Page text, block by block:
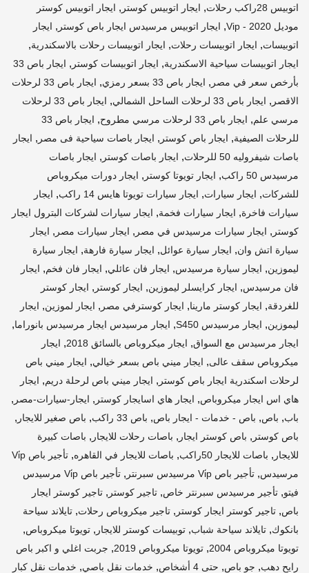
اتوبيس 28راكب رحلات
, ايجار اتوبيس كوستر , ايجار اتوبيس كوستر
موديل 2020 - Vip
, ايجار اتوبيس مرسيدس ايجار باص كوستر , ايجار
اتوبيسات, ايجار اتوبيسات رحلات, ايجار اتوبيسات رحلات بالاسكندرية,
ايجار اتوبيسات سياحية الاسكندرية, ايجار اتوبيسات كوستر ,
ايجار باص 33
بأرخص سعر في مصر , ايجار باص 33 بسعر رمزي ,
ايجار باص 33 لرحلات
الاقصر , ايجار باص 33 لرحلات الساحل الشمالي ,
ايجار باص 33 لرحلات
مرسي علم, ايجار باص 33 لرحلات مرسي مطروح ,
ايجار باص 33
للرحلات الصيفية, ايجار باص كوستر , ايجار باصات سياحية فى مصر , ايجار
باصات شيفروليه 50 للرحلات
, ايجار باصات كوستر , ايجار باصات
مرسيدس 50 راكب
, ايجار تويوتا كوستر , ايجار دورات ميكروباص
للشركات, ايجار سيارات, ايجار سيارات تويوتا هايس 14 راكب , ايجار
سيارات فاخرة, ايجار سيارات فخمة, ايجار سيارات لشركات البترول ايجار
كوستر , ايجار سيارات مرسيدس في مصر , ايجار سيارات مصر , ايجار
سيارة اتش وان, ايجار سيارة عوائل, ايجار سيارة فارهة, ايجار سيارة
ليموزين, ايجار سيارة مرسيدس, ايجار فان عائلي, ايجار فان فخم, ايجار
فان مرسيدس, ايجار كرايسلر ليموزين, ايجار كوستر , ايجار كوستر
للغردقة, ايجار كوستر مارينا, ايجار كوسترفي مصر , ايجار لموزين, ايجار
ليموزين, ايجار مرسيدس S450 , ايجار مرسيدس ايجار مرسيدس بانوراما,
ايجار مرسيدس مع السواق, ايجار ميكروباص بالسائق 2018 , ايجار
ميكروباص سقف عالى, ايجار ميني باص بسعر خيالي, ايجار ميني باص
لرحلات اسكندرية ايجار باص كوستر , ايجار ميني باص لرحلة دريم, ايجار
هاي اس ايجار ميكروباص, ايجار هاي اسايجار كوستر , ايجار-سيارات-مصر ,
باب, باص, باص - خدمات - ايجار باص, باص 33 راكب , باص صغير للايجار ,
باص كوستر , باص كوستر ايجار , باصات رحلات للايجار , باصات كبيرة
للايجار , باصات للايجار 50راكب , باصات للايجار في القاهره,
تأجير باص Vi̇p
مرسيدس, تأجير باص Vi̇p مرسيدس سبرنتر ,
تأجير باص Vi̇p مرسيدس
فيتو, تأجير مرسيدس سبرنتر خاص, تاجير كوستر , تاجير كوستر ايجار
باص, تاجير كوستر ايجار كوستر , تاجير ميكروباص رحلات, تايلاند سياحة
بانكوك, تايلاند سياحة شباب, توبيسات كوستر للايجار , تويوتا ميكروباص,
تويوتا ميكروباص 2004 , تويوتا ميكروباص 2019 , جربت اغلي و اكبر باص
رايح دهب, جو باص, حتى 4 أشخاص , خدمات نقل باصي, خدمات نقل كبار